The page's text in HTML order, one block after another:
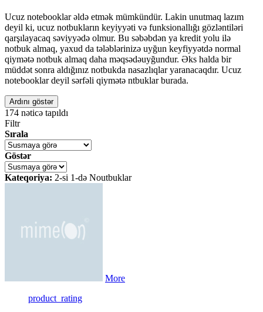
Ucuz notebooklar əldə etmək mümkündür. Lakin unutmaq lazım
deyil ki, ucuz notbukların keyiyyəti və funksionallığı gözləntiləri
qarşılayacaq səviyyədə olmur. Bu səbəbdən ya kredit yolu ilə
notbuk almaq, yaxud da tələblərinizə uyğun keyfiyyətdə normal
qiymətə notbuk almaq daha məqsədəuyğundur. Əks halda bir
müddət sonra aldığınız notbukda nasazlıqlar yaranacaqdır. Ucuz
notebooklar deyil sərfəli qiymətə ntbuklar burada.
Ardını göstər
174 nəticə tapıldı
Filtr
Sırala
Göstər
Kateqoriya: 2-si 1-də Noutbuklar
More
product_rating